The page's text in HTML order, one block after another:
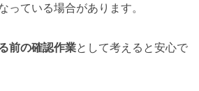
っている場合があります。
前の確認作業として考えると安心で